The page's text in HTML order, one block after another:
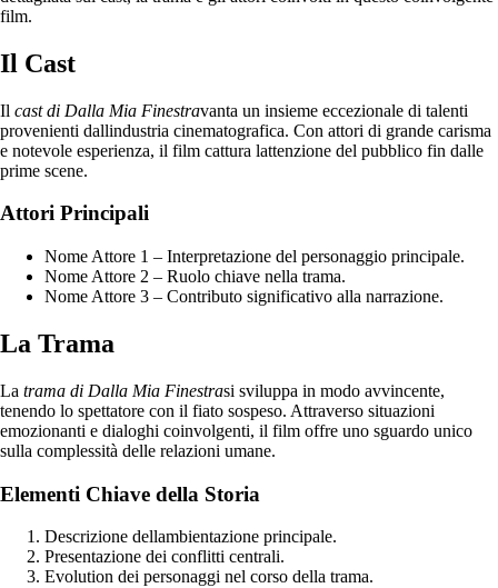
film.
Il Cast
Il cast di Dalla Mia Finestravanta un insieme eccezionale di talenti
provenienti dallindustria cinematografica. Con attori di grande carisma
e notevole esperienza, il film cattura lattenzione del pubblico fin dalle
prime scene.
Attori Principali
Nome Attore 1 – Interpretazione del personaggio principale.
Nome Attore 2 – Ruolo chiave nella trama.
Nome Attore 3 – Contributo significativo alla narrazione.
La Trama
La trama di Dalla Mia Finestrasi sviluppa in modo avvincente,
tenendo lo spettatore con il fiato sospeso. Attraverso situazioni
emozionanti e dialoghi coinvolgenti, il film offre uno sguardo unico
sulla complessità delle relazioni umane.
Elementi Chiave della Storia
Descrizione dellambientazione principale.
Presentazione dei conflitti centrali.
Evolution dei personaggi nel corso della trama.